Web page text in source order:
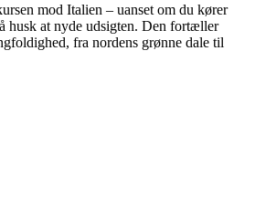
mod Italien – uanset om du kører
husk at nyde udsigten. Den fortæller
fra nordens grønne dale til